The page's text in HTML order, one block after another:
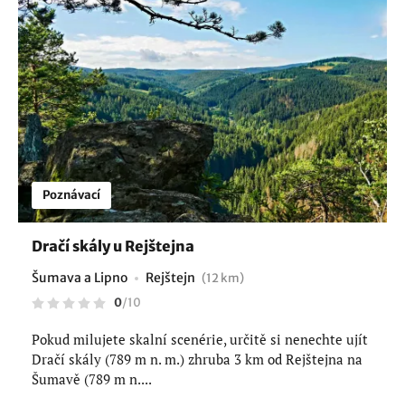
Poznávací
Dračí skály u Rejštejna
Šumava a Lipno Rejštejn (12 km)
0/10
Pokud milujete skalní scenérie, určitě si nenechte ujít
Dračí skály (789 m n. m.) zhruba 3 km od Rejštejna na
Šumavě (789 m n....